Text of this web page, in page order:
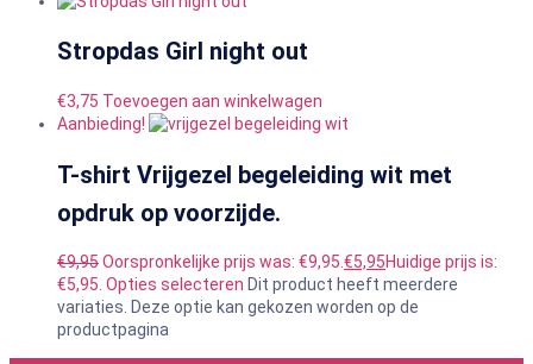
Stropdas Girl night out
€3,75 Toevoegen aan winkelwagen
Aanbieding!
T-shirt Vrijgezel begeleiding wit met
opdruk op voorzijde.
€9,95Oorspronkelijke prijs was: €9,95.€5,95Huidige prijs is:
€5,95. Opties selecteren Dit product heeft meerdere
variaties. Deze optie kan gekozen worden op de
productpagina